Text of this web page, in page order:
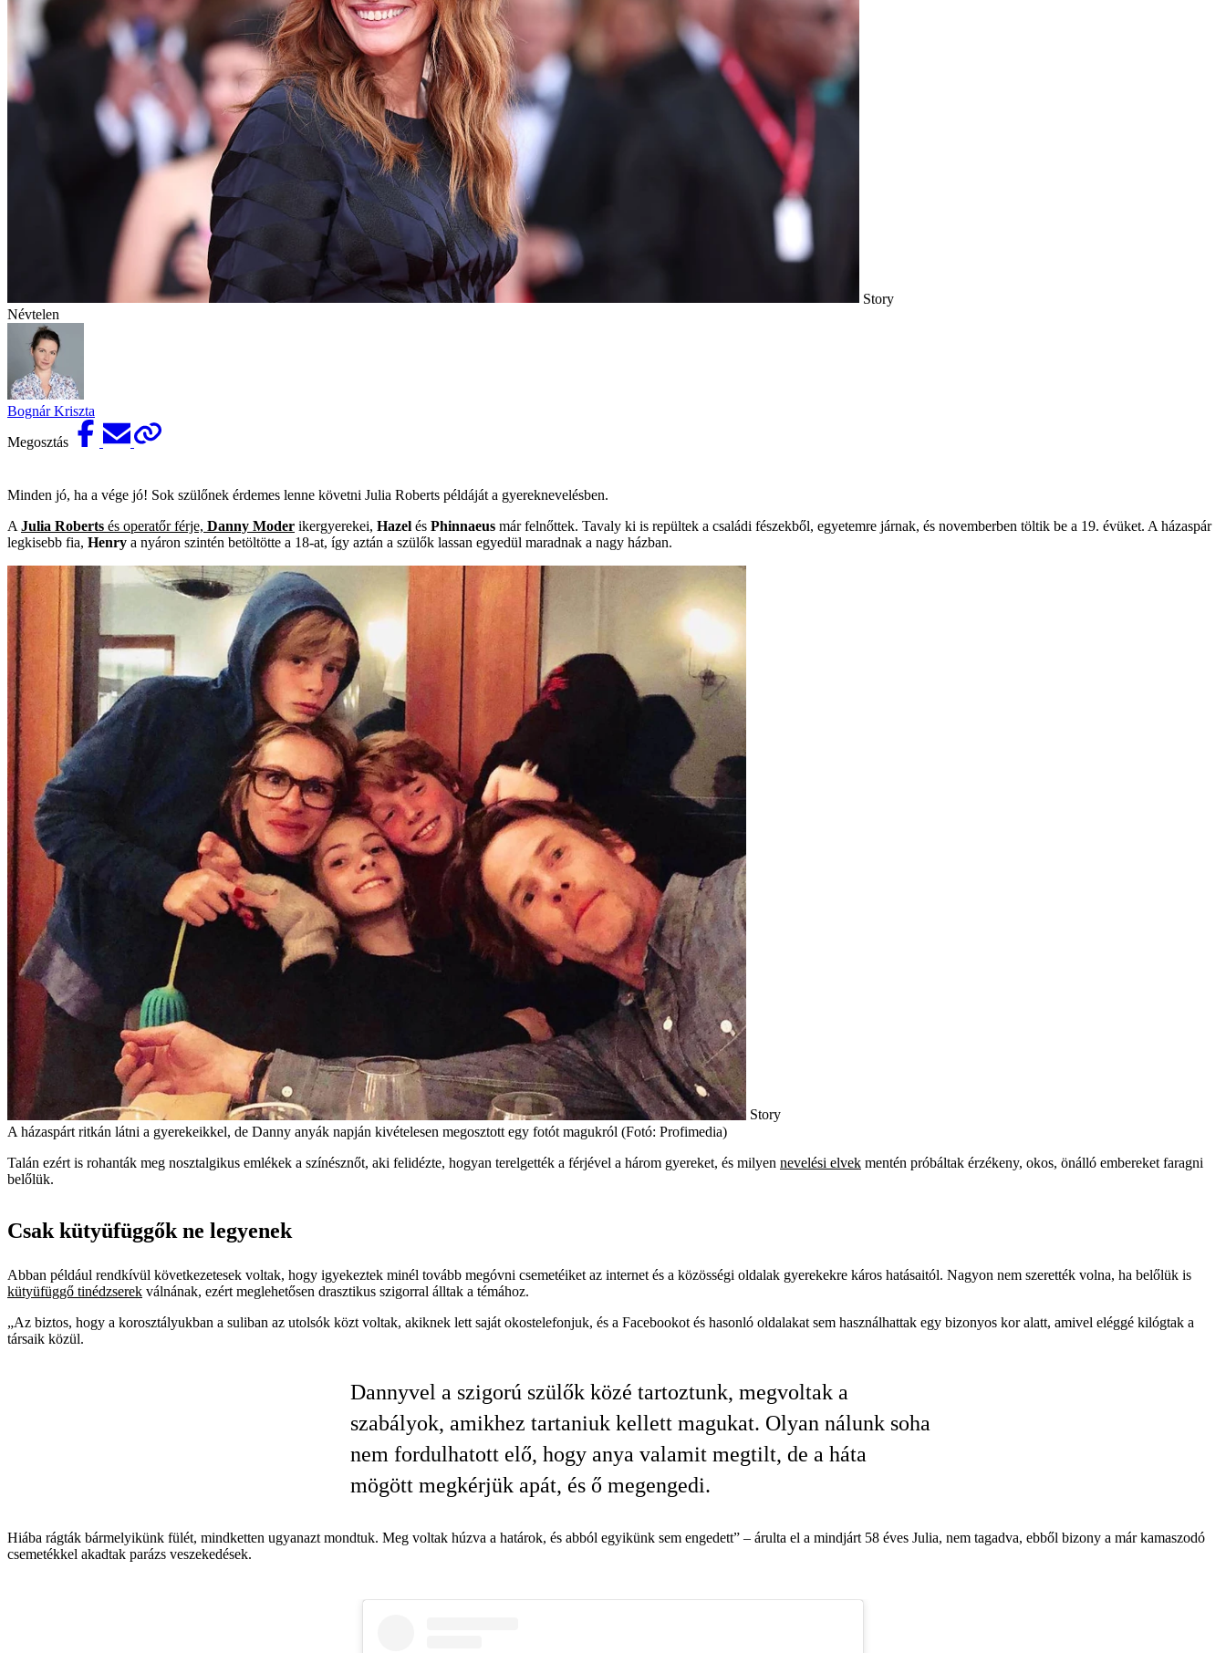
Story
Névtelen
Bognár Kriszta
Megosztás
Minden jó, ha a vége jó! Sok szülőnek érdemes lenne követni Julia Roberts példáját a gyereknevelésben.
A Julia Roberts és operatőr férje, Danny Moder ikergyerekei, Hazel és Phinnaeus már felnőttek. Tavaly ki is repültek a családi fészekből, egyetemre járnak, és novemberben töltik be a 19. évüket. A házaspár
legkisebb fia, Henry a nyáron szintén betöltötte a 18-at, így aztán a szülők lassan egyedül maradnak a nagy házban.
Story
A házaspárt ritkán látni a gyerekeikkel, de Danny anyák napján kivételesen megosztott egy fotót magukról (Fotó: Profimedia)
Talán ezért is rohanták meg nosztalgikus emlékek a színésznőt, aki felidézte, hogyan terelgették a férjével a három gyereket, és milyen nevelési elvek mentén próbáltak érzékeny, okos, önálló embereket faragni
belőlük.
Csak kütyüfüggők ne legyenek
Abban például rendkívül következetesek voltak, hogy igyekeztek minél tovább megóvni csemetéiket az internet és a közösségi oldalak gyerekekre káros hatásaitól. Nagyon nem szerették volna, ha belőlük is
kütyüfüggő tinédzserek válnának, ezért meglehetősen drasztikus szigorral álltak a témához.
„Az biztos, hogy a korosztályukban a suliban az utolsók közt voltak, akiknek lett saját okostelefonjuk, és a Facebookot és hasonló oldalakat sem használhattak egy bizonyos kor alatt, amivel eléggé kilógtak a
társaik közül.
Dannyvel a szigorú szülők közé tartoztunk, megvoltak a
szabályok, amikhez tartaniuk kellett magukat. Olyan nálunk soha
nem fordulhatott elő, hogy anya valamit megtilt, de a háta
mögött megkérjük apát, és ő megengedi.
Hiába rágták bármelyikünk fülét, mindketten ugyanazt mondtuk. Meg voltak húzva a határok, és abból egyikünk sem engedett” – árulta el a mindjárt 58 éves Julia, nem tagadva, ebből bizony a már kamaszodó
csemetékkel akadtak parázs veszekedések.